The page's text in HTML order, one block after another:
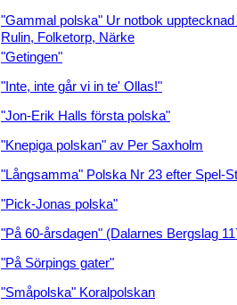
"Gammal polska" Ur notbok
Rulin, Folketorp, Närke
"Getingen"
"Inte, inte går vi in te' Ollas!"
"Jon-Erik Halls första polska"
"Knepiga polskan" av Per Saxholm
"Långsamma" Polska Nr 23 efter Spel-
"Pick-Jonas polska"
"På 60-årsdagen" (Dalarnes Bergslag
"På Sörpings gater"
"Småpolska" Koralpolskan